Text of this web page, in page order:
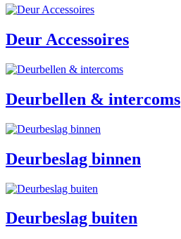
Deur Accessoires
Deurbellen & intercoms
Deurbeslag binnen
Deurbeslag buiten